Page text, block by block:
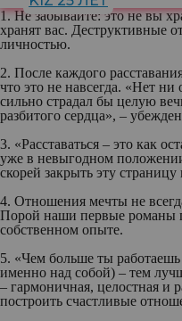
1. Не забывайте: это не вы
хранят вас. Деструктивные
личностью.
2. После каждого
что это не навсегда. «Нет ни
сильно страдал бы целую
разбитого сердца», –
3. «Расставаться – это как
уже в невыгодном
скорей закрыть эту
4. Отношения мечты не
Порой наши первые романы
собственном опыте.
5. «Чем больше ты
именно над собой) – тем
– гармоничная, целостная и
построить счастливые